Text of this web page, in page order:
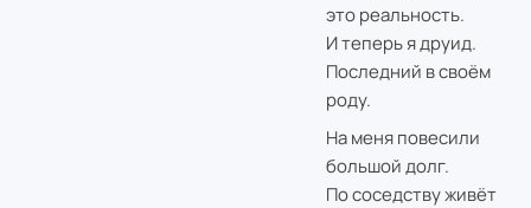
это реальность.
И теперь я друид.
Последний в своём
роду.
На меня повесили
большой долг.
По соседству живёт